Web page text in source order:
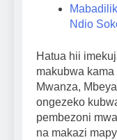
Ndio
Hatua hii
makubwa
Mwanza,
ongezeko
pembezoni
na makazi